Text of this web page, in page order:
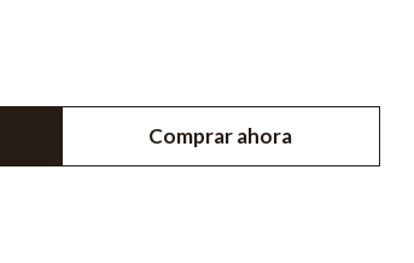
Comprar ahora